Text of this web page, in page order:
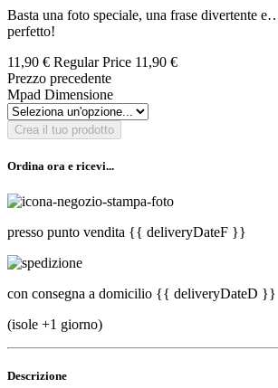
Basta una foto speciale, una frase divertente
perfetto!
11,90 € Regular Price 11,90 €
Prezzo precedente
Mpad Dimensione
Crea il tuo prodotto
Ordina ora e ricevi...
presso punto vendita {{ deliveryDateF }}
con consegna a domicilio {{ deliveryDateD }}
(isole +1 giorno)
Descrizione